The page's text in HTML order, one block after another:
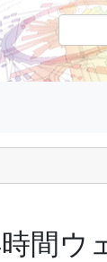
間ウ